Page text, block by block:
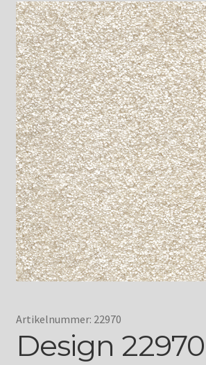
Artikelnummer: 22970
Design 22970